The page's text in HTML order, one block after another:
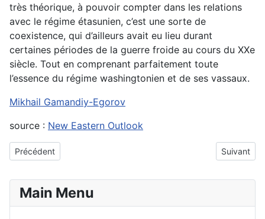
très théorique, à pouvoir compter dans les relations
avec le régime étasunien, c’est une sorte de
coexistence, qui d’ailleurs avait eu lieu durant
certaines périodes de la guerre froide au cours du XXe
siècle. Tout en comprenant parfaitement toute
l’essence du régime washingtonien et de ses vassaux.
Mikhail Gamandiy-Egorov
source : New Eastern Outlook
Article précédent : Les atlantistes se mobilisent pour sauver
Précédent Article
Suivant
Main Menu